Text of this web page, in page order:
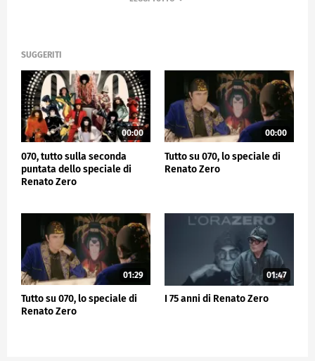
SUGGERITI
00:00
070, tutto sulla seconda
puntata dello speciale di
Renato Zero
00:00
Tutto su 070, lo speciale di
Renato Zero
01:29
Tutto su 070, lo speciale di
Renato Zero
01:47
I 75 anni di Renato Zero